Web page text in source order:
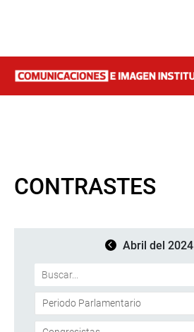
CONTRASTES
Abril del 2024